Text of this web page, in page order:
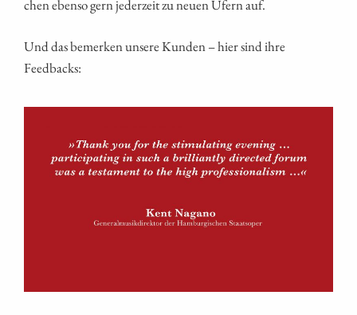
chen eben­so gern jeder­zeit zu neu­en Ufern auf.
Und das bemer­ken unse­re Kun­den – hier sind ihre
Feedbacks: